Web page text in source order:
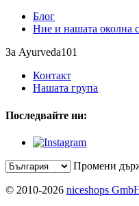
Блог
Ние и нашата околна
За Ayurveda101
Контакт
Нашата група
Последвайте ни:
Промени
© 2010-2026 niceshops